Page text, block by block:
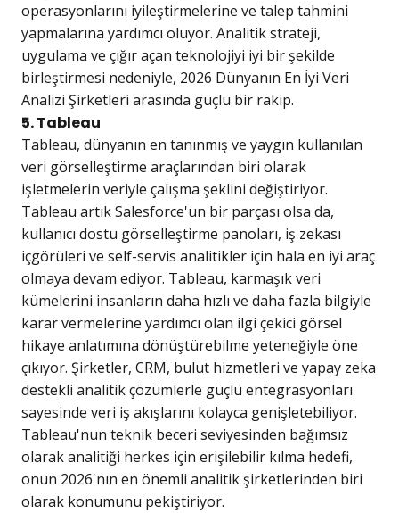
operasyonlarını iyileştirmelerine ve talep tahmini
yapmalarına yardımcı oluyor. Analitik strateji,
uygulama ve çığır açan teknolojiyi iyi bir şekilde
birleştirmesi nedeniyle, 2026 Dünyanın En İyi Veri
Analizi Şirketleri arasında güçlü bir rakip.
5. Tableau
Tableau, dünyanın en tanınmış ve yaygın kullanılan
veri görselleştirme araçlarından biri olarak
işletmelerin veriyle çalışma şeklini değiştiriyor.
Tableau artık Salesforce'un bir parçası olsa da,
kullanıcı dostu görselleştirme panoları, iş zekası
içgörüleri ve self-servis analitikler için hala en iyi araç
olmaya devam ediyor. Tableau, karmaşık veri
kümelerini insanların daha hızlı ve daha fazla bilgiyle
karar vermelerine yardımcı olan ilgi çekici görsel
hikaye anlatımına dönüştürebilme yeteneğiyle öne
çıkıyor. Şirketler, CRM, bulut hizmetleri ve yapay zeka
destekli analitik çözümlerle güçlü entegrasyonları
sayesinde veri iş akışlarını kolayca genişletebiliyor.
Tableau'nun teknik beceri seviyesinden bağımsız
olarak analitiği herkes için erişilebilir kılma hedefi,
onun 2026'nın en önemli analitik şirketlerinden biri
olarak konumunu pekiştiriyor.